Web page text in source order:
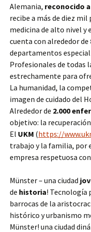
Alemania, reconocido
recibe a más de diez
medicina de alto nivel y
cuenta con alrededor de
departamentos
Profesionales de todas
estrechamente para
La humanidad, la
imagen de cuidado del
Alrededor de 2.000
objetivo: la
El UKM (https://
trabajo y la familia, por
empresa respetuosa
Münster – una ciudad
de historia! Tecnología
barrocas de la
histórico y urbanismo
Münster! una ciudad